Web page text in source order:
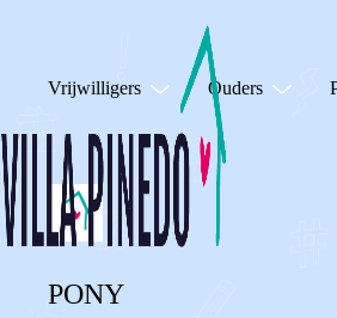
Vrijwilligers Ouders
PONY